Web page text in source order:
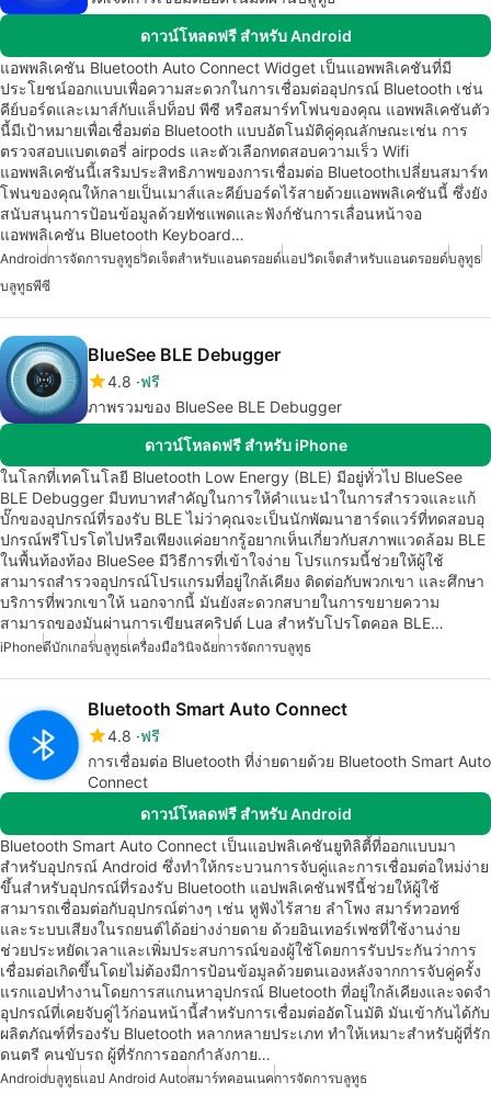
ดาวน์โหลดฟรี สำหรับ Android
แอพพลิเคชัน Bluetooth Auto Connect Widget เป็นแอพพลิเคชันที่มี
ประโยชน์ออกแบบเพื่อความสะดวกในการเชื่อมต่ออุปกรณ์ Bluetooth เช่น
คีย์บอร์ดและเมาส์กับแล็ปท็อป พีซี หรือสมาร์ทโฟนของคุณ แอพพลิเคชันตัว
นี้มีเป้าหมายเพื่อเชื่อมต่อ Bluetooth แบบอัตโนมัติคู่คุณลักษณะเช่น การ
ตรวจสอบแบตเตอรี่ airpods และตัวเลือกทดสอบความเร็ว Wifi
แอพพลิเคชันนี้เสริมประสิทธิภาพของการเชื่อมต่อ Bluetoothเปลี่ยนสมาร์ท
โฟนของคุณให้กลายเป็นเมาส์และคีย์บอร์ดไร้สายด้วยแอพพลิเคชันนี้ ซึ่งยัง
สนับสนุนการป้อนข้อมูลด้วยทัชแพดและฟังก์ชันการเลื่อนหน้าจอ
แอพพลิเคชัน Bluetooth Keyboard…
Androidการจัดการบลูทูธวิดเจ็ตสำหรับแอนดรอยด์แอปวิดเจ็ตสำหรับแอนดรอยด์บลูทูธ
บลูทูธพีซี
BlueSee BLE Debugger
4.8 ฟรี
ภาพรวมของ BlueSee BLE Debugger
ดาวน์โหลดฟรี สำหรับ iPhone
ในโลกที่เทคโนโลยี Bluetooth Low Energy (BLE) มีอยู่ทั่วไป BlueSee
BLE Debugger มีบทบาทสำคัญในการให้คำแนะนำในการสำรวจและแก้
บั๊กของอุปกรณ์ที่รองรับ BLE ไม่ว่าคุณจะเป็นนักพัฒนาฮาร์ดแวร์ที่ทดสอบอุ
ปกรณ์พรีโปรโตไปหรือเพียงแค่อยากรู้อยากเห็นเกี่ยวกับสภาพแวดล้อม BLE
ในพื้นท้องท้อง BlueSee มีวิธีการที่เข้าใจง่าย โปรแกรมนี้ช่วยให้ผู้ใช้
สามารถสำรวจอุปกรณ์โปรแกรมที่อยู่ใกล้เคียง ติดต่อกับพวกเขา และศึกษา
บริการที่พวกเขาให้ นอกจากนี้ มันยังสะดวกสบายในการขยายความ
สามารถของมันผ่านการเขียนสคริปต์ Lua สำหรับโปรโตคอล BLE…
iPhoneดีบักเกอร์บลูทูธเครื่องมือวินิจฉัยการจัดการบลูทูธ
Bluetooth Smart Auto Connect
4.8 ฟรี
การเชื่อมต่อ Bluetooth ที่ง่ายดายด้วย Bluetooth Smart Auto
Connect
ดาวน์โหลดฟรี สำหรับ Android
Bluetooth Smart Auto Connect เป็นแอปพลิเคชันยูทิลิตี้ที่ออกแบบมา
สำหรับอุปกรณ์ Android ซึ่งทำให้กระบวนการจับคู่และการเชื่อมต่อใหม่ง่าย
ขึ้นสำหรับอุปกรณ์ที่รองรับ Bluetooth แอปพลิเคชันฟรีนี้ช่วยให้ผู้ใช้
สามารถเชื่อมต่อกับอุปกรณ์ต่างๆ เช่น หูฟังไร้สาย ลำโพง สมาร์ทวอทช์
และระบบเสียงในรถยนต์ได้อย่างง่ายดาย ด้วยอินเทอร์เฟซที่ใช้งานง่าย
ช่วยประหยัดเวลาและเพิ่มประสบการณ์ของผู้ใช้โดยการรับประกันว่าการ
เชื่อมต่อเกิดขึ้นโดยไม่ต้องมีการป้อนข้อมูลด้วยตนเองหลังจากการจับคู่ครั้ง
แรกแอปทำงานโดยการสแกนหาอุปกรณ์ Bluetooth ที่อยู่ใกล้เคียงและจดจำ
อุปกรณ์ที่เคยจับคู่ไว้ก่อนหน้านี้สำหรับการเชื่อมต่ออัตโนมัติ มันเข้ากันได้กับ
ผลิตภัณฑ์ที่รองรับ Bluetooth หลากหลายประเภท ทำให้เหมาะสำหรับผู้ที่รัก
ดนตรี คนขับรถ ผู้ที่รักการออกกำลังกาย…
Androidบลูทูธแอป Android Autoสมาร์ทคอนเนคการจัดการบลูทูธ